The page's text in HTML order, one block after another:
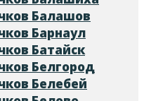
Балашов
Барнаул
Батайск
Белгород
Белебей